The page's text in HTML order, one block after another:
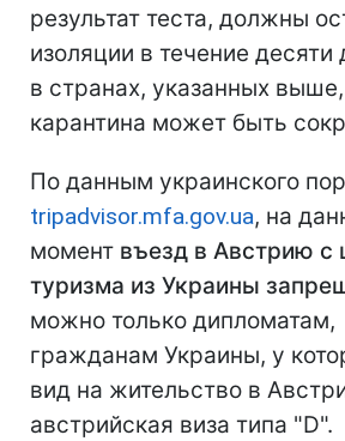
результат теста, должны
изоляции в течение десяти
в странах, указанных
карантина может быть
По данным украинского
tripadvisor.mfa.gov.ua, на
момент въезд в Австрию с
туризма из Украины
можно только дипломатам,
гражданам Украины, у
вид на жительство в
австрийская виза типа "D".